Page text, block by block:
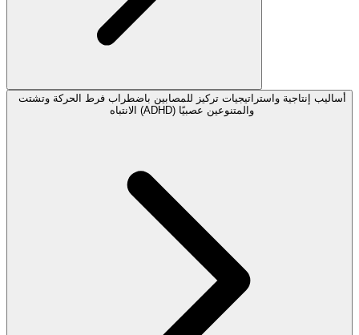
أساليب إنتاجية واستراتيجيات تركيز للمصابين باضطراب فرط الحركة وتشتت
الانتباه (ADHD) والمتنوعين عصبيًا